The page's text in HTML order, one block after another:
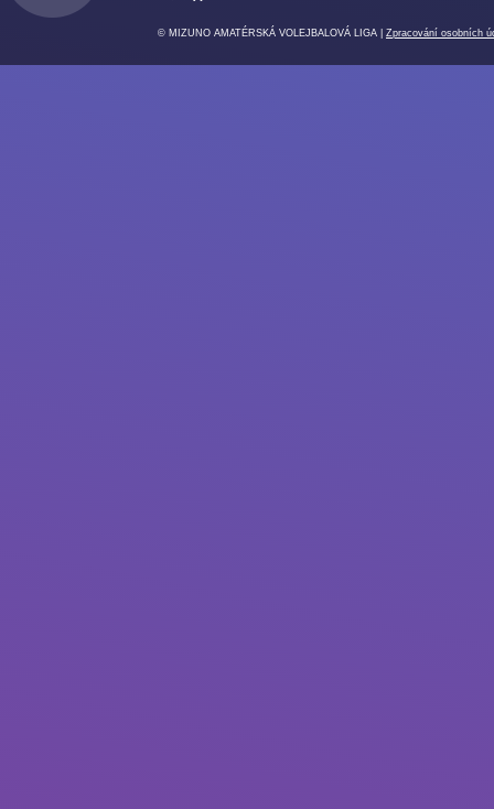
© MIZUNO AMATÉRSKÁ VOLEJBALOVÁ LIGA | Zpracování osobních